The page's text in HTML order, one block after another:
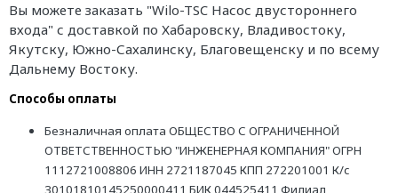
Вы можете заказать "Wilo-TSC Насос двустороннего
входа" с доставкой по Хабаровску, Владивостоку,
Якутску, Южно-Сахалинску, Благовещенску и по всему
Дальнему Востоку.
Способы оплаты
Безналичная оплата ОБЩЕСТВО С ОГРАНИЧЕННОЙ
ОТВЕТСТВЕННОСТЬЮ "ИНЖЕНЕРНАЯ КОМПАНИЯ" ОГРН
1112721008806 ИНН 2721187045 КПП 272201001 К/с
30101810145250000411 БИК 044525411 Филиал